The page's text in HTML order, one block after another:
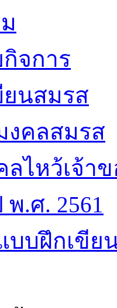
จการ
ยนสมรส
งคลสมรส
ไหว้เจ้า
พ.ศ. 2561
บบฝึกเขีย